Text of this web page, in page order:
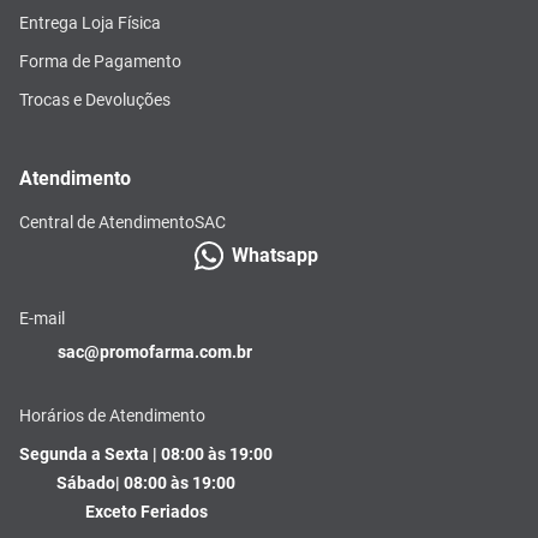
Entrega Loja Física
Forma de Pagamento
Trocas e Devoluções
Atendimento
Central de AtendimentoSAC
Whatsapp
E-mail
sac@promofarma.com.br
Horários de Atendimento
Segunda a Sexta | 08:00 às 19:00
Sábado| 08:00 às 19:00
Exceto Feriados